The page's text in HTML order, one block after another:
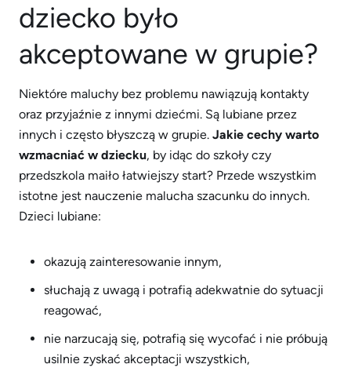
dziecko było
akceptowane w grupie?
Niektóre maluchy bez problemu nawiązują kontakty
oraz przyjaźnie z innymi dziećmi. Są lubiane przez
innych i często błyszczą w grupie. Jakie cechy warto
wzmacniać w dziecku, by idąc do szkoły czy
przedszkola maiło łatwiejszy start? Przede wszystkim
istotne jest nauczenie malucha szacunku do innych.
Dzieci lubiane:
okazują zainteresowanie innym,
słuchają z uwagą i potrafią adekwatnie do sytuacji
reagować,
nie narzucają się, potrafią się wycofać i nie próbują
usilnie zyskać akceptacji wszystkich,